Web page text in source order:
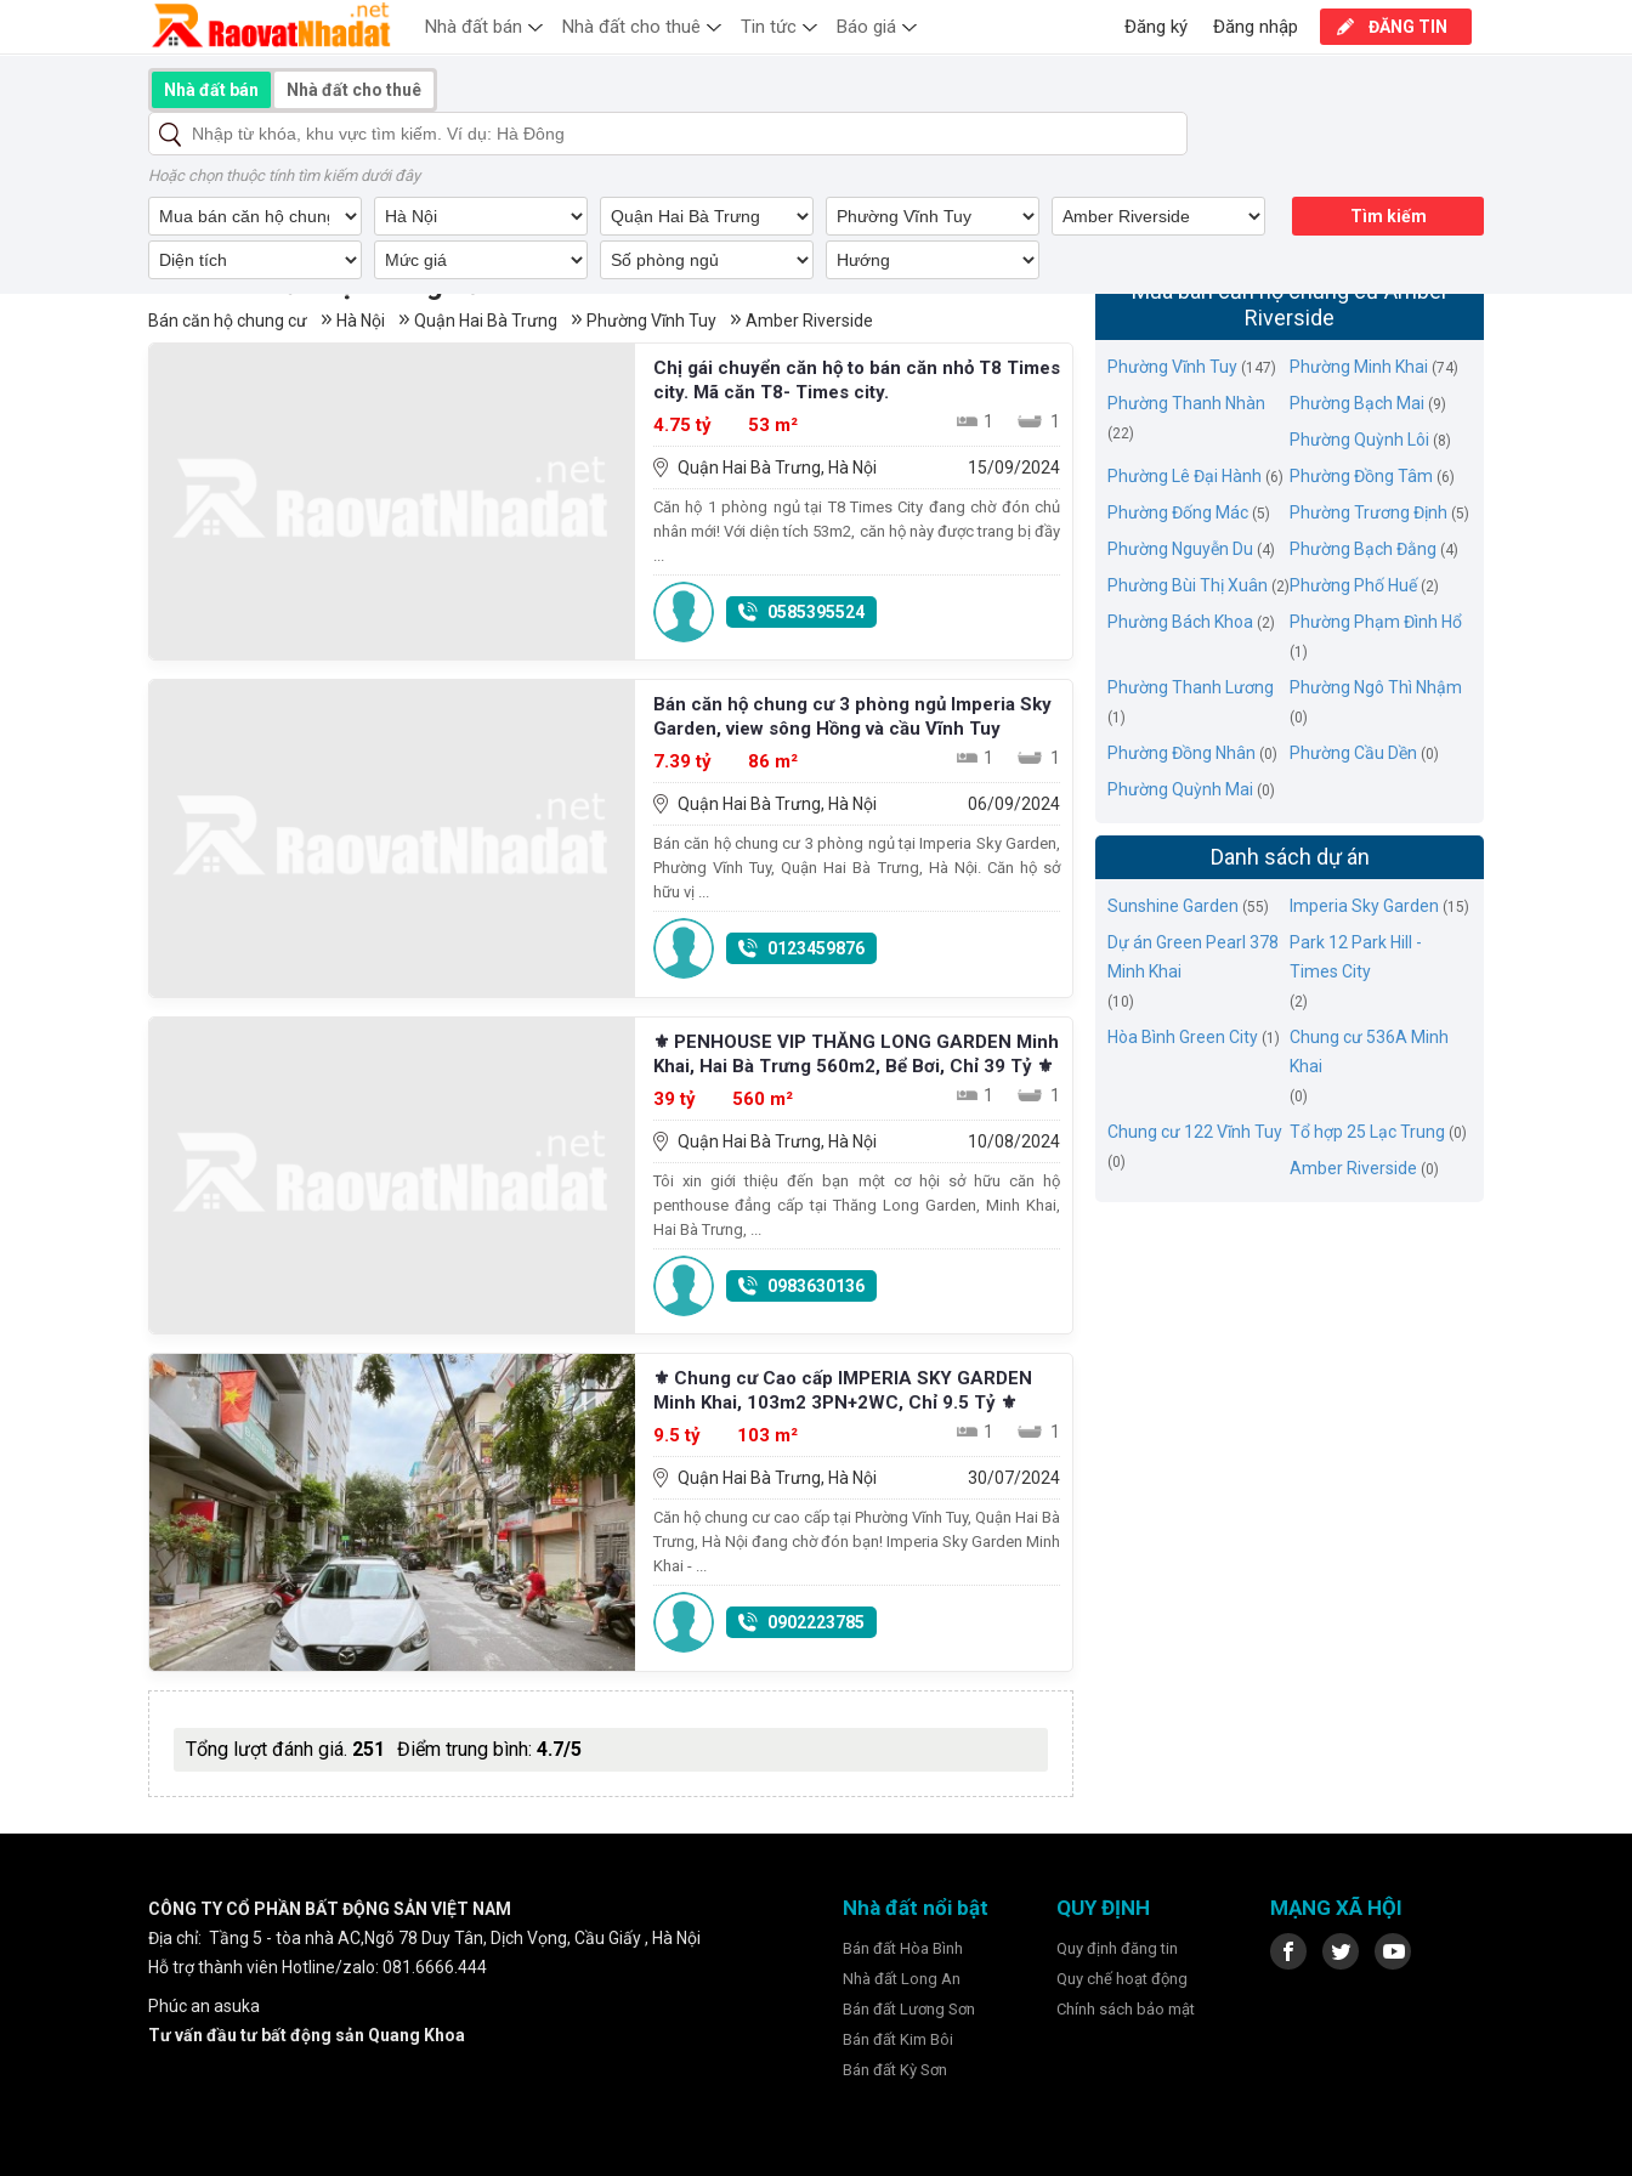
Mua bán căn hộ chung cư Amber Riverside
Bán căn hộ chung cư Hà Nội Quận Hai Bà Trưng Phường Vĩnh Tuy Amber Riverside
Chị gái chuyển căn hộ to bán căn nhỏ T8 Times
city. Mã căn T8- Times city.
4.75 tỷ
53 m² 1 1
Quận Hai Bà Trưng, Hà Nội 15/09/2024
Căn hộ 1 phòng ngủ tại T8 Times City đang chờ đón chủ
nhân mới! Với diện tích 53m2, căn hộ này được trang bị đầy
...
0585395524
Bán căn hộ chung cư 3 phòng ngủ Imperia Sky
Garden, view sông Hồng và cầu Vĩnh Tuy
7.39 tỷ
86 m² 1 1
Quận Hai Bà Trưng, Hà Nội 06/09/2024
Bán căn hộ chung cư 3 phòng ngủ tại Imperia Sky Garden,
Phường Vĩnh Tuy, Quận Hai Bà Trưng, Hà Nội. Căn hộ sở
hữu vị ...
0123459876
⚜️ PENHOUSE VIP THĂNG LONG GARDEN Minh
Khai, Hai Bà Trưng 560m2, Bể Bơi, Chỉ 39 Tỷ ⚜️
39 tỷ
560 m² 1 1
Quận Hai Bà Trưng, Hà Nội 10/08/2024
Tôi xin giới thiệu đến bạn một cơ hội sở hữu căn hộ
penthouse đẳng cấp tại Thăng Long Garden, Minh Khai,
Hai Bà Trưng, ...
0983630136
⚜️ Chung cư Cao cấp IMPERIA SKY GARDEN
Minh Khai, 103m2 3PN+2WC, Chỉ 9.5 Tỷ ⚜️
9.5 tỷ
103 m² 1 1
Quận Hai Bà Trưng, Hà Nội 30/07/2024
Căn hộ chung cư cao cấp tại Phường Vĩnh Tuy, Quận Hai Bà
Trưng, Hà Nội đang chờ đón bạn! Imperia Sky Garden Minh
Khai - ...
0902223785
Tổng lượt đánh giá. 251 Điểm trung bình: 4.7/5
Mua bán căn hộ chung cư Amber
Riverside
Phường Vĩnh Tuy (147) Phường Minh Khai (74)
Phường Thanh Nhàn
(22)
Phường Bạch Mai (9)
Phường Quỳnh Lôi (8)
Phường Lê Đại Hành (6) Phường Đồng Tâm (6)
Phường Đống Mác (5) Phường Trương Định (5)
Phường Nguyễn Du (4) Phường Bạch Đằng (4)
Phường Bùi Thị Xuân (2) Phường Phố Huế (2)
Phường Bách Khoa (2) Phường Phạm Đình Hổ
(1)
Phường Thanh Lương
(1)
Phường Ngô Thì Nhậm
(0)
Phường Đồng Nhân (0) Phường Cầu Dền (0)
Phường Quỳnh Mai (0)
Danh sách dự án
Sunshine Garden (55) Imperia Sky Garden (15)
Dự án Green Pearl 378
Minh Khai
(10)
Park 12 Park Hill -
Times City
(2)
Hòa Bình Green City (1)
Chung cư 536A Minh
Khai
(0)
Chung cư 122 Vĩnh Tuy
(0)
Tổ hợp 25 Lạc Trung (0)
Amber Riverside (0)
Nhà đất bán Nhà đất cho thuê
Hoặc chọn thuộc tính tìm kiếm dưới đây
Tìm kiếm
Nhà đất bán Nhà đất cho thuê Tin tức Báo giá ĐĂNG TIN
Đăng nhập
Đăng ký
CÔNG TY CỔ PHẦN BẤT ĐỘNG SẢN VIỆT NAM
Địa chỉ: Tầng 5 - tòa nhà AC,Ngõ 78 Duy Tân, Dịch Vọng, Cầu Giấy , Hà Nội
Hỗ trợ thành viên Hotline/zalo: 081.6666.444
Phúc an asuka
Tư vấn đầu tư bất động sản Quang Khoa
Nhà đất nổi bật
Bán đất Hòa Bình
Nhà đất Long An
Bán đất Lương Sơn
Bán đất Kim Bôi
Bán đất Kỳ Sơn
QUY ĐỊNH
Quy định đăng tin
Quy chế hoạt động
Chính sách bảo mật
MẠNG XÃ HỘI